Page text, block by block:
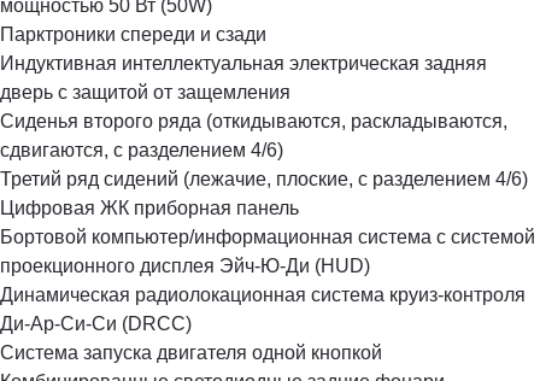
мощностью 50 Вт (50W)
Парктроники спереди и сзади
Индуктивная интеллектуальная электрическая задняя
дверь с защитой от защемления
Сиденья второго ряда (откидываются, раскладываются,
сдвигаются, с разделением 4/6)
Третий ряд сидений (лежачие, плоские, с разделением 4/6)
Цифровая ЖК приборная панель
Бортовой компьютер/информационная система с системой
проекционного дисплея Эйч-Ю-Ди (HUD)
Динамическая радиолокационная система круиз-контроля
Ди-Ар-Си-Си (DRCC)
Система запуска двигателя одной кнопкой